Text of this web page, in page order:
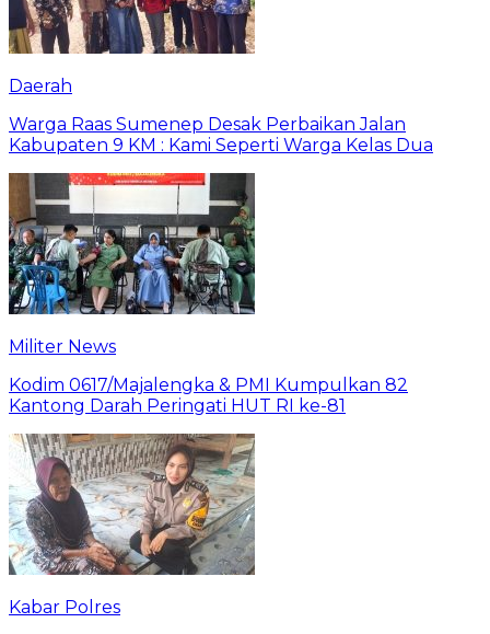
Daerah
Warga Raas Sumenep Desak Perbaikan Jalan
Kabupaten 9 KM : Kami Seperti Warga Kelas Dua
Militer News
Kodim 0617/Majalengka & PMI Kumpulkan 82
Kantong Darah Peringati HUT RI ke-81
Kabar Polres